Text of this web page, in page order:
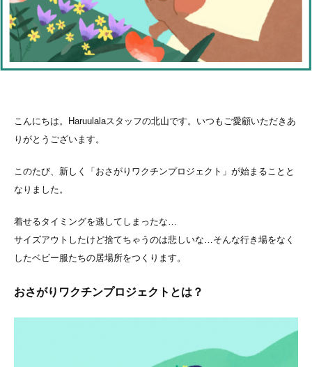
こんにちは。Haruulalaスタッフの北山です。 いつもご愛顧いただきあ
りがとうございます。
このたび、新しく「おさがりワクチンプロジェクト」が始まることと
なりました。
着せるタイミングを逃してしまったな…
サイズアウトしたけど捨てちゃうのは悲しいな…そんな行き場をなく
したベビー服たちの居場所をつくります。
おさがりワクチンプロジェクトとは？